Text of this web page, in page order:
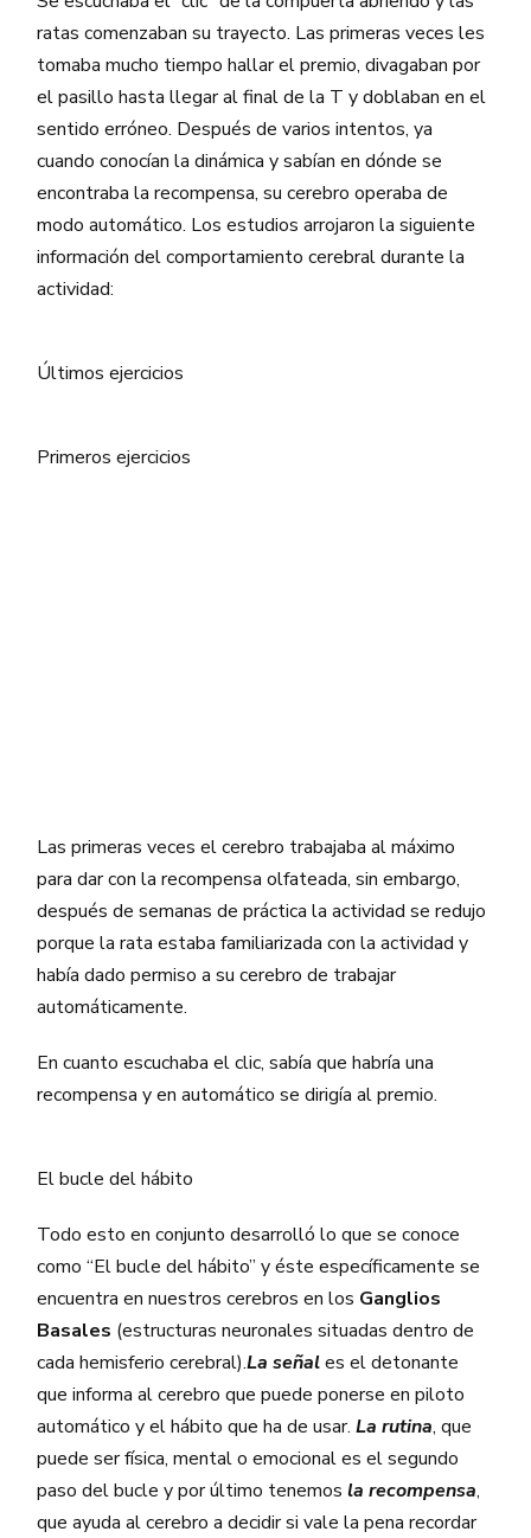
ratas comenzaban su trayecto. Las primeras veces les
tomaba mucho tiempo hallar el premio, divagaban por
el pasillo hasta llegar al final de la T y doblaban en el
sentido erróneo. Después de varios intentos, ya
cuando conocían la dinámica y sabían en dónde se
encontraba la recompensa, su cerebro operaba de
modo automático. Los estudios arrojaron la siguiente
información del comportamiento cerebral durante la
actividad:
Últimos ejercicios
Primeros ejercicios
Las primeras veces el cerebro trabajaba al máximo
para dar con la recompensa olfateada, sin embargo,
después de semanas de práctica la actividad se redujo
porque la rata estaba familiarizada con la actividad y
había dado permiso a su cerebro de trabajar
automáticamente.
En cuanto escuchaba el clic, sabía que habría una
recompensa y en automático se dirigía al premio.
El bucle del hábito
Todo esto en conjunto desarrolló lo que se conoce
como “El bucle del hábito” y éste específicamente se
encuentra en nuestros cerebros en los Ganglios
Basales (estructuras neuronales situadas dentro de
cada hemisferio cerebral).La señales el detonante
que informa al cerebro que puede ponerse en piloto
automático y el hábito que ha de usar.La rutina, que
puede ser física, mental o emocional es el segundo
paso del bucle y por último tenemosla recompensa,
que ayuda al cerebro a decidir si vale la pena recordar